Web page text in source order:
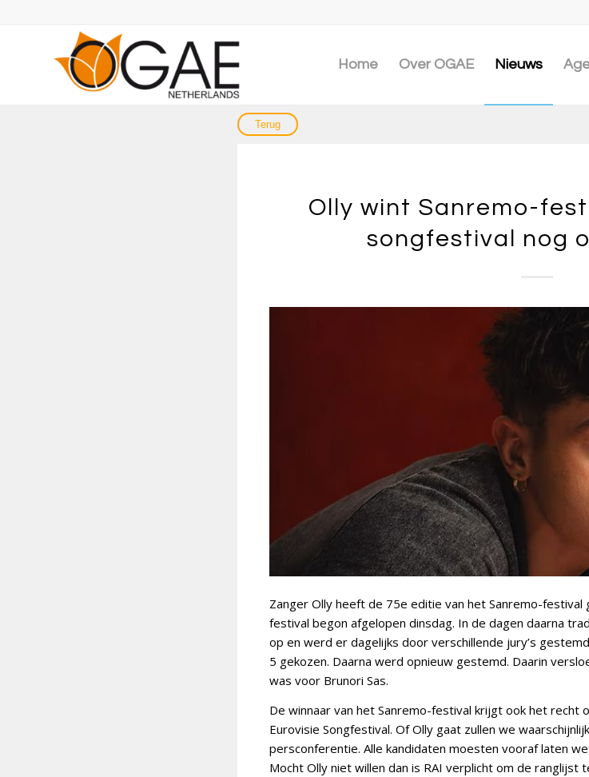
Home Over OGAE Nieuws
Olly wint Sanremo-
songfestival nog
Zanger Olly heeft de 75e editie van het Sanremo-
festival begon afgelopen dinsdag. In de dagen daarna
op en werd er dagelijks door verschillende jury’s
5 gekozen. Daarna werd opnieuw gestemd. Daarin
was voor Brunori Sas.
De winnaar van het Sanremo-festival krijgt ook het
Eurovisie Songfestival. Of Olly gaat zullen we
persconferentie. Alle kandidaten moesten vooraf laten
Mocht Olly niet willen dan is RAI verplicht om de ranglijst